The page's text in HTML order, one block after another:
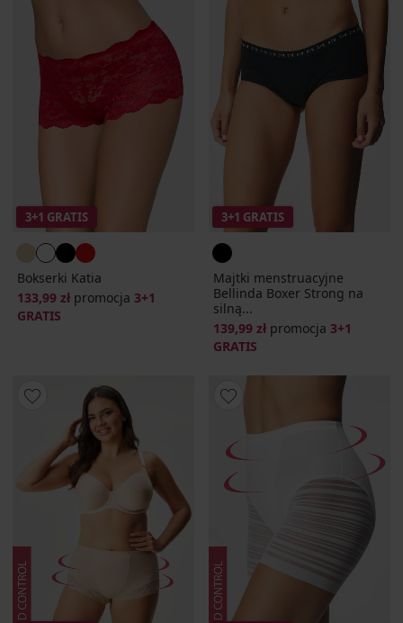
3+1 GRATIS
Bokserki Katia
133,99 zł promocja 3+1
GRATIS
3+1 GRATIS
Majtki menstruacyjne
Bellinda Boxer Strong na
silną...
139,99 zł promocja 3+1
GRATIS